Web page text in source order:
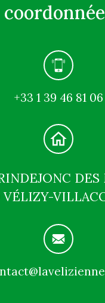
+33 1 39 46 81 06
VÉLIZY-